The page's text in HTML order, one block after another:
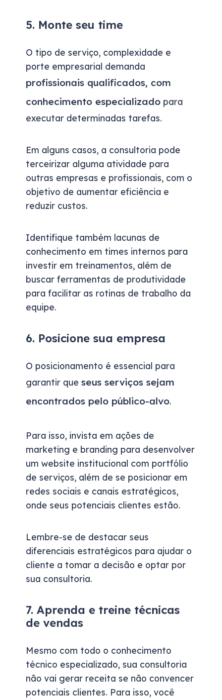
5. Monte seu time
O tipo de serviço, complexidade e
porte empresarial demanda
profissionais qualificados, com
conhecimento especializado para
executar determinadas tarefas.
Em alguns casos, a consultoria pode
terceirizar alguma atividade para
outras empresas e profissionais, com o
objetivo de aumentar eficiência e
reduzir custos.
Identifique também lacunas de
conhecimento em times internos para
investir em treinamentos, além de
buscar ferramentas de produtividade
para facilitar as rotinas de trabalho da
equipe.
6. Posicione sua empresa
O posicionamento é essencial para
garantir que seus serviços sejam
encontrados pelo público-alvo.
Para isso, invista em ações de
marketing e branding para desenvolver
um website institucional com portfólio
de serviços, além de se posicionar em
redes sociais e canais estratégicos,
onde seus potenciais clientes estão.
Lembre-se de destacar seus
diferenciais estratégicos para ajudar o
cliente a tomar a decisão e optar por
sua consultoria.
7. Aprenda e treine técnicas
de vendas
Mesmo com todo o conhecimento
técnico especializado, sua consultoria
não vai gerar receita se não convencer
potenciais clientes. Para isso, você